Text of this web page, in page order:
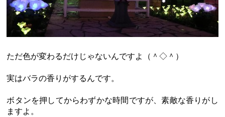
ただ色が変わるだけじゃないんですよ（＾◇＾）
実はバラの香りがするんです。
ボタンを押してからわずかな時間ですが、素敵な香りがし
ますよ。